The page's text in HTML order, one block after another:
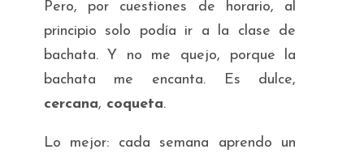
Pero, por cuestiones de horario, al
principio solo podía ir a la clase de
bachata. Y no me quejo, porque la
bachata me encanta. Es dulce,
cercana, coqueta.
Lo mejor: cada semana aprendo un